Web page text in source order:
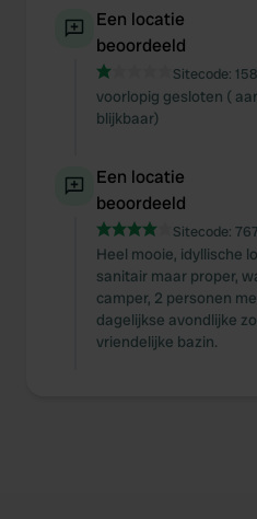
Een locatie
beoordeeld
Sitecode:
voorlopig gesloten (
blijkbaar)
Een locatie
beoordeeld
Sitecode:
Heel mooie, idyllische
sanitair maar proper,
camper, 2 personen
dagelijkse avondlijke
vriendelijke bazin.